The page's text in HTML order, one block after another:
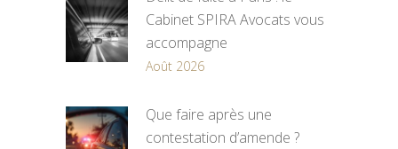
Cabinet SPIRA Avocats vous
accompagne
Août 2026
Que faire après une
contestation d’amende ?